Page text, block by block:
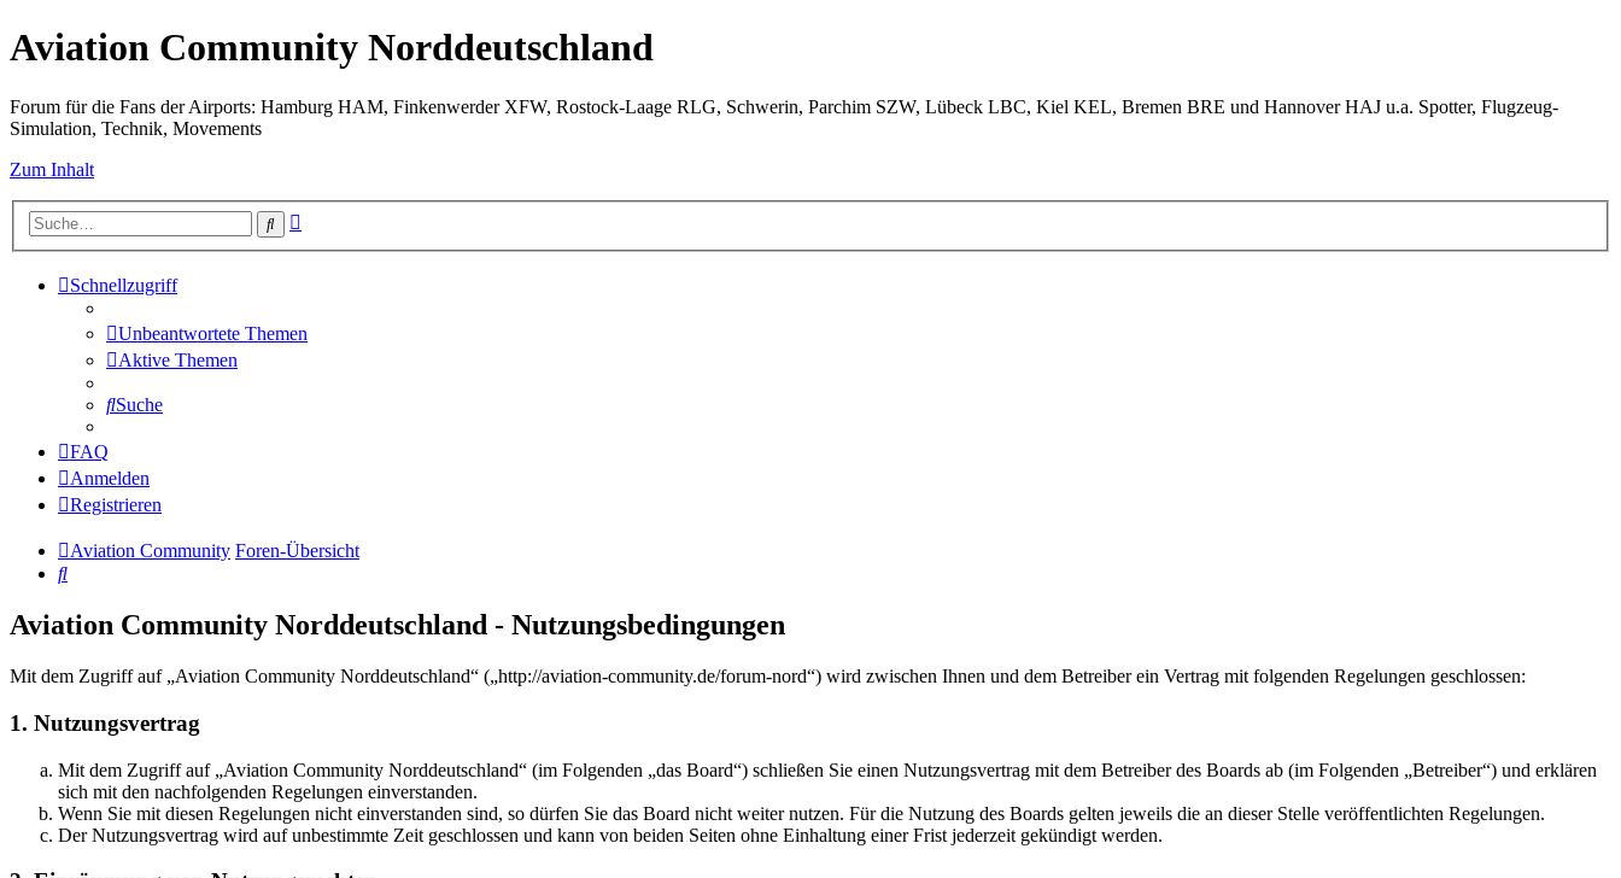
Aviation Community Norddeutschland
Forum für die Fans der Airports: Hamburg HAM, Finkenwerder XFW, Rostock-Laage RLG, Schwerin, Parchim SZW, Lübeck LBC, Kiel KEL, Bremen BRE und Hannover HAJ u.a. Spotter, Flugzeug-
Simulation, Technik, Movements
Zum Inhalt
Suche
Schnellzugriff
Unbeantwortete Themen
Aktive Themen
Suche
FAQ
Anmelden
Registrieren
Aviation Community Foren-Übersicht
Suche
Aviation Community Norddeutschland - Nutzungsbedingungen
Mit dem Zugriff auf „Aviation Community Norddeutschland“ („http://aviation-community.de/forum-nord“) wird zwischen Ihnen und dem Betreiber ein Vertrag mit folgenden Regelungen geschlossen:
1. Nutzungsvertrag
Mit dem Zugriff auf „Aviation Community Norddeutschland“ (im Folgenden „das Board“) schließen Sie einen Nutzungsvertrag mit dem Betreiber des Boards ab (im Folgenden „Betreiber“) und erklären
sich mit den nachfolgenden Regelungen einverstanden.
Wenn Sie mit diesen Regelungen nicht einverstanden sind, so dürfen Sie das Board nicht weiter nutzen. Für die Nutzung des Boards gelten jeweils die an dieser Stelle veröffentlichten Regelungen.
Der Nutzungsvertrag wird auf unbestimmte Zeit geschlossen und kann von beiden Seiten ohne Einhaltung einer Frist jederzeit gekündigt werden.